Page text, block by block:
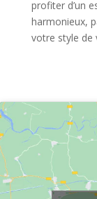
profiter d’un
harmonieux,
votre style de